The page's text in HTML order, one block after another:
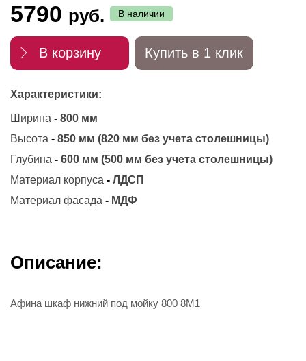
5790 руб. В наличии
В корзину Купить в 1 клик
Характеристики:
Ширина - 800 мм
Высота - 850 мм (820 мм без учета столешницы)
Глубина - 600 мм (500 мм без учета столешницы)
Материал корпуса - ЛДСП
Материал фасада - МДФ
Описание:
Афина шкаф нижний под мойку 800 8М1